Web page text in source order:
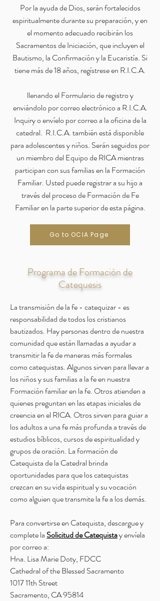
Por la ayuda de Dios, serán fortalecidos
espiritualmente durante su preparación, y en
el momento adecuado recibirán los
Sacramentos de Iniciación, que incluyen el
Bautismo, la Confirmación y la Eucaristía. Si
tiene más de 18 años, regístrese en R.I.C.A.
llenando el Formulario de registro y
enviándolo por correo electrónico a R.I.C.A.
Inquiry o envíelo por correo a la oficina de la
catedral. ​ R.I.C.A. también está disponible
para adolescentes y niños. Serán seguidos por
un miembro del Equipo de RICA mientras
participan con sus familias en la Formación
Familiar. Usted puede registrar a su hijo a
través del proceso de Formación de Fe
Familiar en la parte superior de esta página.
Go to OCIA Page
Programa de Formación de
Catequesis
La transmisión de la fe - catequizar - es
responsabilidad de todos los cristianos
bautizados. Hay personas dentro de nuestra
comunidad que están llamadas a ayudar a
transmitir la fe de maneras más formales
como catequistas. Algunos sirven para llevar a
los niños y sus familias a la fe en nuestra
Formación familiar en la fe. Otros atienden a
quienes preguntan en las etapas iniciales de
creencia en el RICA. Otros sirven para guiar a
los adultos a una fe más profunda a través de
estudios bíblicos, cursos de espiritualidad y
grupos de oración. La formación de
Catequista de la Catedral brinda
oportunidades para que los catequistas
crezcan en su vida espiritual y su vocación
como alguien que transmite la fe a los demás.
Para convertirse en Catequista, descargue y
complete la Solicitud de Catequistay envíela
por correo a:
Hna. Lisa Marie Doty, FDCC
Cathedral of the Blessed Sacramento
1017 11th Street
Sacramento, CA 95814